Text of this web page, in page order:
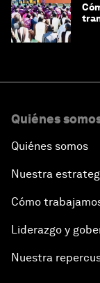
Quiénes
Quiénes somos
Nuestra
Cómo
Liderazgo y
Nuestra